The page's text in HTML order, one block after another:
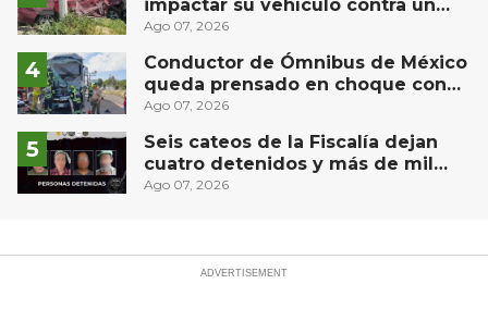
impactar su vehículo contra un
muro en Huimilpan
Ago 07, 2026
Conductor de Ómnibus de México
queda prensado en choque con
materialista en San Juan del Río
Ago 07, 2026
Seis cateos de la Fiscalía dejan
cuatro detenidos y más de mil
dosis aseguradas en Querétaro
Ago 07, 2026